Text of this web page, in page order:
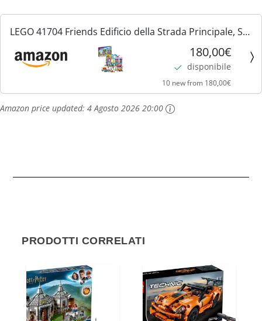
LEGO 41704 Friends Edificio della Strada Principale, Set
Costruzioni Modulari con Café di Heartlake City,
Parrucchiere e Casa delle Mini Bambole, Giochi per...
180,00€
disponibile
10 new from 180,00€
Amazon price updated: 4 Agosto 2026 20:00
PRODOTTI CORRELATI